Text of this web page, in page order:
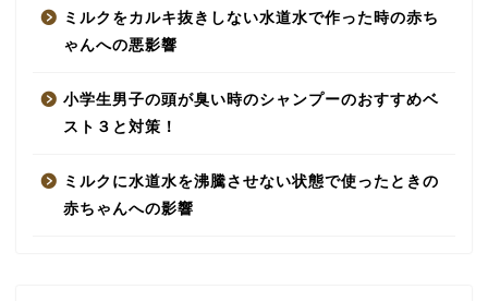
ミルクをカルキ抜きしない水道水で作った時の赤ち
ゃんへの悪影響
小学生男子の頭が臭い時のシャンプーのおすすめベ
スト３と対策！
ミルクに水道水を沸騰させない状態で使ったときの
赤ちゃんへの影響